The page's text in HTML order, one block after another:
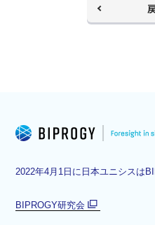
2022年4月1日に日本ユニシスは
BIPROGY研究会